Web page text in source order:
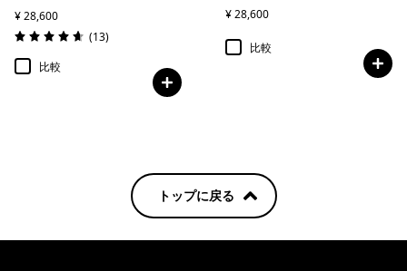
¥ 28,600
評価: 4.7 / 5
(13レビュー
)
比較
¥ 28,600
比較
トップに戻る